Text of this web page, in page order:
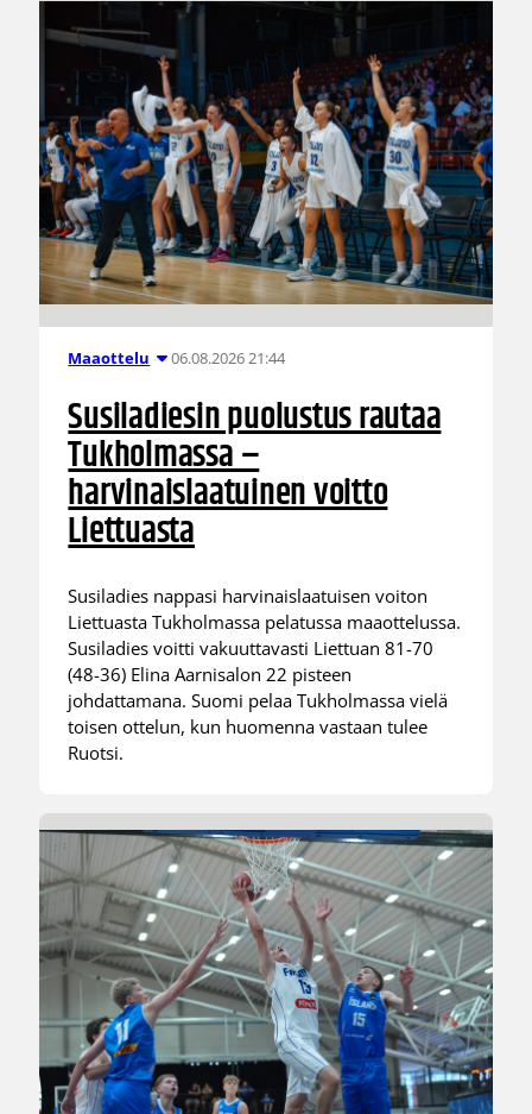
Maaottelu 06.08.2026 21:44
Susiladiesin puolustus rautaa
Tukholmassa –
harvinaislaatuinen voitto
Liettuasta
Susiladies nappasi harvinaislaatuisen voiton
Liettuasta Tukholmassa pelatussa maaottelussa.
Susiladies voitti vakuuttavasti Liettuan 81-70
(48-36) Elina Aarnisalon 22 pisteen
johdattamana. Suomi pelaa Tukholmassa vielä
toisen ottelun, kun huomenna vastaan tulee
Ruotsi.